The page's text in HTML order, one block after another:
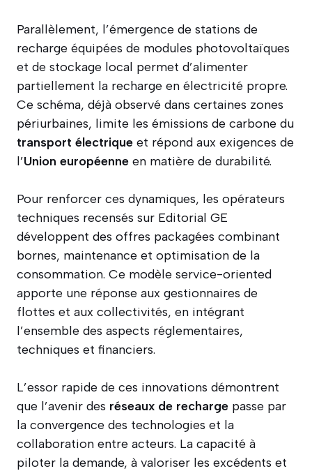
Parallèlement, l’émergence de stations de
recharge équipées de modules photovoltaïques
et de stockage local permet d’alimenter
partiellement la recharge en électricité propre.
Ce schéma, déjà observé dans certaines zones
périurbaines, limite les émissions de carbone du
transport électrique et répond aux exigences de
l’Union européenne en matière de durabilité.
Pour renforcer ces dynamiques, les opérateurs
techniques recensés sur Editorial GE
développent des offres packagées combinant
bornes, maintenance et optimisation de la
consommation. Ce modèle service-oriented
apporte une réponse aux gestionnaires de
flottes et aux collectivités, en intégrant
l’ensemble des aspects réglementaires,
techniques et financiers.
L’essor rapide de ces innovations démontrent
que l’avenir des réseaux de recharge passe par
la convergence des technologies et la
collaboration entre acteurs. La capacité à
piloter la demande, à valoriser les excédents et